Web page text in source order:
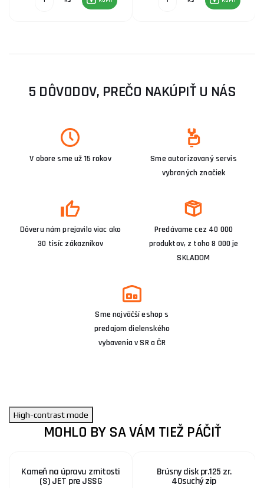
5 DÔVODOV, PREČO NAKÚPIŤ U NÁS
V obore sme už 15 rokov
Sme autorizovaný servis
vybraných značiek
Dôveru nám prejavilo viac ako
30 tisíc zákazníkov
Predávame cez 40 000
produktov, z toho 8 000 je
SKLADOM
Sme najväčší eshop s
predajom dielenského
vybavenia v SR a ČR
High-contrast mode
MOHLO BY SA VÁM TIEŽ PÁČIŤ
Kameň na úpravu zrnitosti
(S) JET pre JSSG
Brúsny disk pr.125 zr.
40suchý zip